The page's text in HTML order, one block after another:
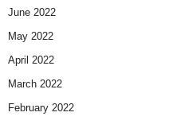
June 2022
May 2022
April 2022
March 2022
February 2022